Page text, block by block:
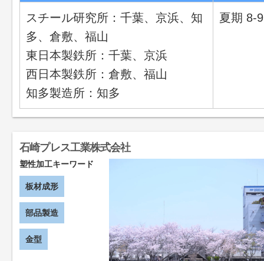
スチール研究所：千葉、京浜、知
多、倉敷、福山
東日本製鉄所：千葉、京浜
西日本製鉄所：倉敷、福山
知多製造所：知多
夏期 8-
石崎プレス工業株式会社
塑性加工キーワード
板材成形
部品製造
金型